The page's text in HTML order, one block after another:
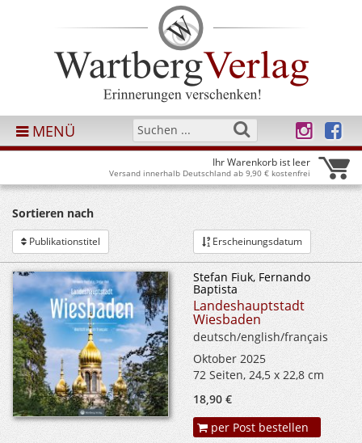
MENÜ
Ihr Warenkorb ist leer
Versand innerhalb Deutschland ab 9,90 € kostenfrei
Sortieren nach
Publikationstitel Erscheinungsdatum
Stefan Fiuk, Fernando
Baptista
Landeshauptstadt
Wiesbaden
deutsch/english/français
Oktober 2025
72 Seiten, 24,5 x 22,8 cm
18,90 €
per Post bestellen